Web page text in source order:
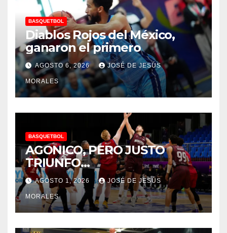
BASQUETBOL
Diablos Rojos del México,
ganaron el primero
AGOSTO 6, 2026 JOSÉ DE JESÚS
MORALES
BASQUETBOL
AGONICO, PERO JUSTO
TRIUNFO…
AGOSTO 1, 2026 JOSÉ DE JESÚS
MORALES